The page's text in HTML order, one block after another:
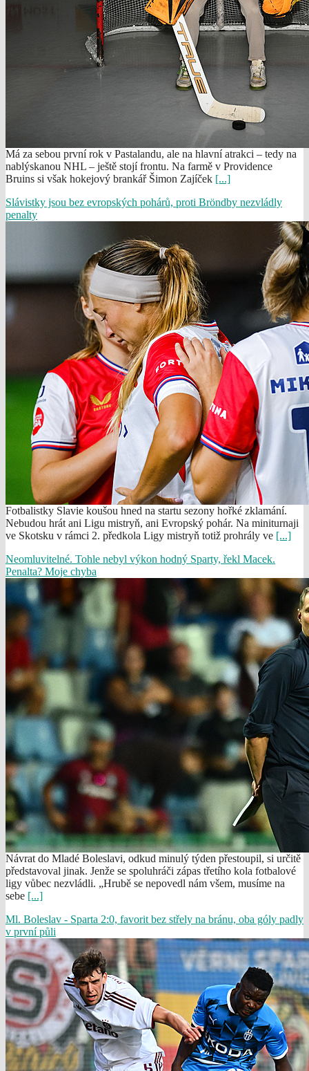
Má za sebou první rok v Pastalandu, ale na hlavní atrakci – tedy na
nablýskanou NHL – ještě stojí frontu. Na farmě v Providence
Bruins si však hokejový brankář Šimon Zajíček [...]
Slávistky jsou bez evropských pohárů, proti Bröndby nezvládly
penalty
Fotbalistky Slavie koušou hned na startu sezony hořké zklamání.
Nebudou hrát ani Ligu mistryň, ani Evropský pohár. Na miniturnaji
ve Skotsku v rámci 2. předkola Ligy mistryň totiž prohrály ve [...]
Neomluvitelné. Tohle nebyl výkon hodný Sparty, řekl Macek.
Penalta? Moje chyba
Návrat do Mladé Boleslavi, odkud minulý týden přestoupil, si určitě
představoval jinak. Jenže se spoluhráči zápas třetího kola fotbalové
ligy vůbec nezvládli. „Hrubě se nepovedl nám všem, musíme na
sebe [...]
Ml. Boleslav - Sparta 2:0, favorit bez střely na bránu, oba góly padly
v první půli